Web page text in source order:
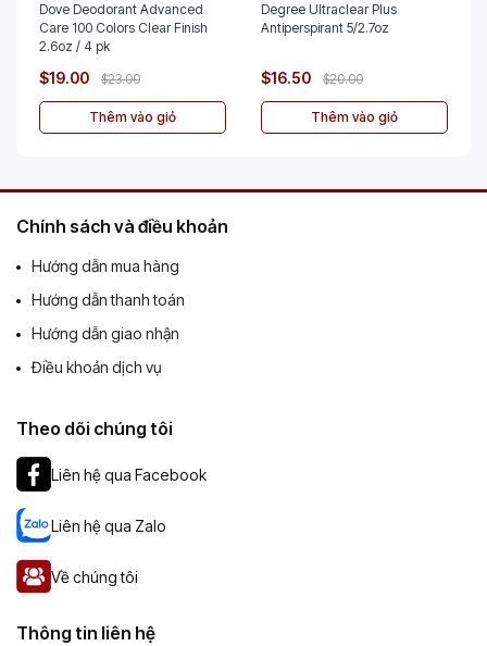
Dove Deodorant Advanced
Care 100 Colors Clear Finish
2.6oz / 4 pk
$19.00 $23.00
Thêm vào giỏ
Degree Ultraclear Plus
Antiperspirant 5/2.7oz
$16.50 $20.00
Thêm vào giỏ
Chính sách và điều khoản
Hướng dẫn mua hàng
Hướng dẫn thanh toán
Hướng dẫn giao nhận
Điều khoản dịch vụ
Theo dõi chúng tôi
Liên hệ qua Facebook
Liên hệ qua Zalo
Về chúng tôi
Thông tin liên hệ